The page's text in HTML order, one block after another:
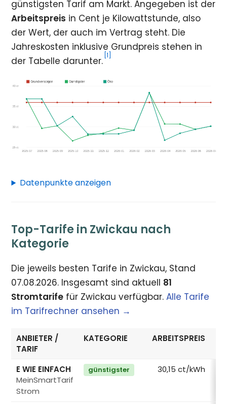
günstigsten Tarif am Markt. Angegeben ist der
Arbeitspreis in Cent je Kilowattstunde, also
der Wert, der auch im Vertrag steht. Die
Jahreskosten inklusive Grundpreis stehen in
der Tabelle darunter. [1]
Datenpunkte anzeigen
Top-Tarife in Zwickau nach
Kategorie
Die jeweils besten Tarife in Zwickau, Stand
07.08.2026. Insgesamt sind aktuell 81
Stromtarife für Zwickau verfügbar.Alle Tarife
im Tarifrechner ansehen →
ANBIETER /
TARIF
KATEGORIE ARBEITSPREIS
E WIE EINFACH
MeinSmartTarif
Strom
günstigster 30,15 ct/kWh